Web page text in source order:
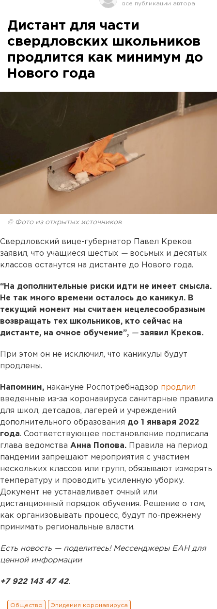
Дистант для части
свердловских школьников
продлится как минимум до
Нового года
© Фото из открытых источников
Свердловский вице-губернатор Павел Креков
заявил, что учащиеся шестых — восьмых и десятых
классов останутся на дистанте до Нового года.
“На дополнительные риски идти не имеет смысла.
Не так много времени осталось до каникул. В
текущий момент мы считаем нецелесообразным
возвращать тех школьников, кто сейчас на
дистанте, на очное обучение”, —заявил Креков.
При этом он не исключил, что каникулы будут
продлены.
Напомним, накануне Роспотребнадзор продлил
введенные из-за коронавируса санитарные правила
для школ, детсадов, лагерей и учреждений
дополнительного образования до 1 января 2022
года. Соответствующее постановление подписала
глава ведомства Анна Попова.
Правила на период
пандемии запрещают мероприятия с участием
нескольких классов или групп, обязывают измерять
температуру и проводить усиленную уборку.
Документ не устанавливает очный или
дистанционный порядок обучения. Решение о том,
как организовывать процесс, будут по-прежнему
принимать региональные власти.
Есть новость — поделитесь! Мессенджеры ЕАН для
ценной информации
+7 922 143 47 42.
Общество Эпидемия коронавируса